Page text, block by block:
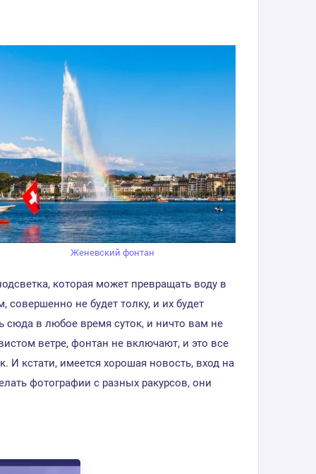
Женевский фонтан
которая может превращать воду в
совершенно не будет толку, и их будет
сюда в любое время суток, и ничто вам не
ветре, фонтан не включают, и это все
кстати, имеется хорошая новость, вход на
фотографии с разных ракурсов, они